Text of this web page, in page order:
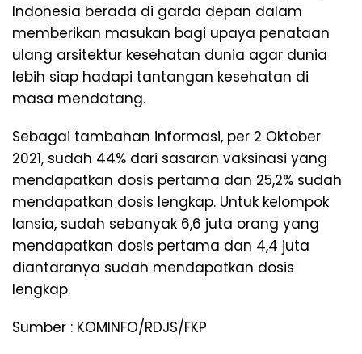
Indonesia berada di garda depan dalam
memberikan masukan bagi upaya penataan
ulang arsitektur kesehatan dunia agar dunia
lebih siap hadapi tantangan kesehatan di
masa mendatang.
Sebagai tambahan informasi, per 2 Oktober
2021, sudah 44% dari sasaran vaksinasi yang
mendapatkan dosis pertama dan 25,2% sudah
mendapatkan dosis lengkap. Untuk kelompok
lansia, sudah sebanyak 6,6 juta orang yang
mendapatkan dosis pertama dan 4,4 juta
diantaranya sudah mendapatkan dosis
lengkap.
Sumber : KOMINFO/RDJS/FKP